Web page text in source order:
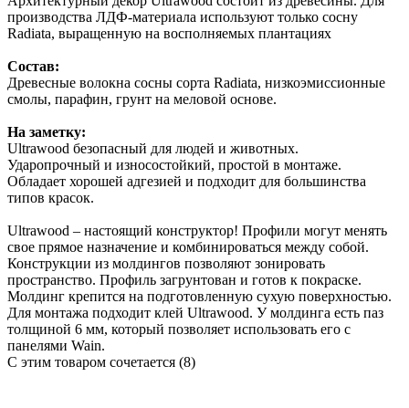
производства ЛДФ-материала используют только сосну
Radiatа, выращенную на восполняемых плантациях
Состав:
Древесные волокна сосны сорта Radiata, низкоэмиссионные
смолы, парафин, грунт на меловой основе.
На заметку:
Ultrawood безопасный для людей и животных.
Ударопрочный и износостойкий, простой в монтаже.
Обладает хорошей адгезией и подходит для большинства
типов красок.
Ultrawood – настоящий конструктор! Профили могут менять
свое прямое назначение и комбинироваться между собой.
Конструкции из молдингов позволяют зонировать
пространство. Профиль загрунтован и готов к покраске.
Молдинг крепится на подготовленную сухую поверхностью.
Для монтажа подходит клей Ultrawood. У молдинга есть паз
толщиной 6 мм, который позволяет использовать его с
панелями Wain.
С этим товаром сочетается (8)